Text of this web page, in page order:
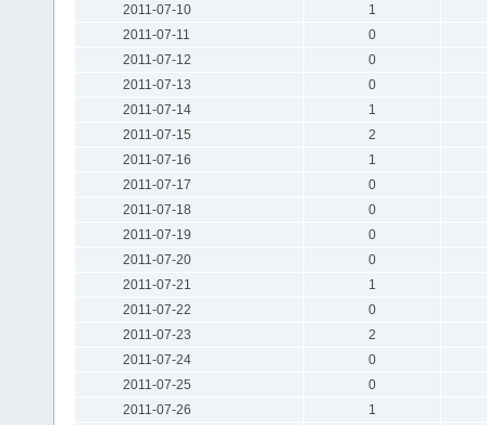
2011-07-10
1
2011-07-11
0
2011-07-12
0
2011-07-13
0
2011-07-14
1
2011-07-15
2
2011-07-16
1
2011-07-17
0
2011-07-18
0
2011-07-19
0
2011-07-20
0
2011-07-21
1
2011-07-22
0
2011-07-23
2
2011-07-24
0
2011-07-25
0
2011-07-26
1